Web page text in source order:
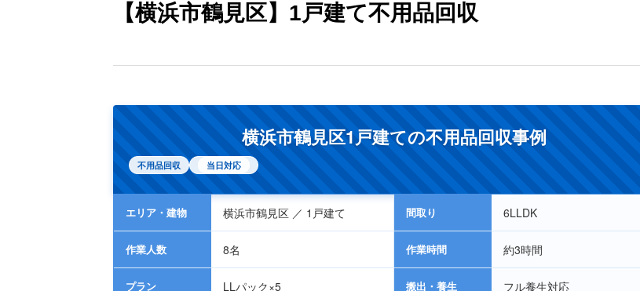
【横浜市鶴見区】1戸建て不用品回収
横浜市鶴見区1戸建ての不用品回収事例
不用品回収 当日対応
エリア・建物 横浜市鶴見区 ／ 1戸建て 間取り 6LLDK
作業人数 8名 作業時間 約3時間
プラン LLパック×5 搬出・養生 フル養生対応